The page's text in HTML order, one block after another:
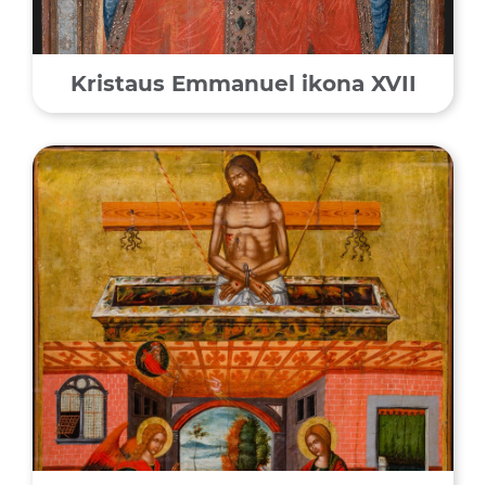
Kristaus Emmanuel ikona XVII